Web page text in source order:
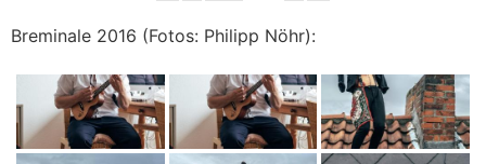
Breminale 2016 (Fotos: Philipp Nöhr):